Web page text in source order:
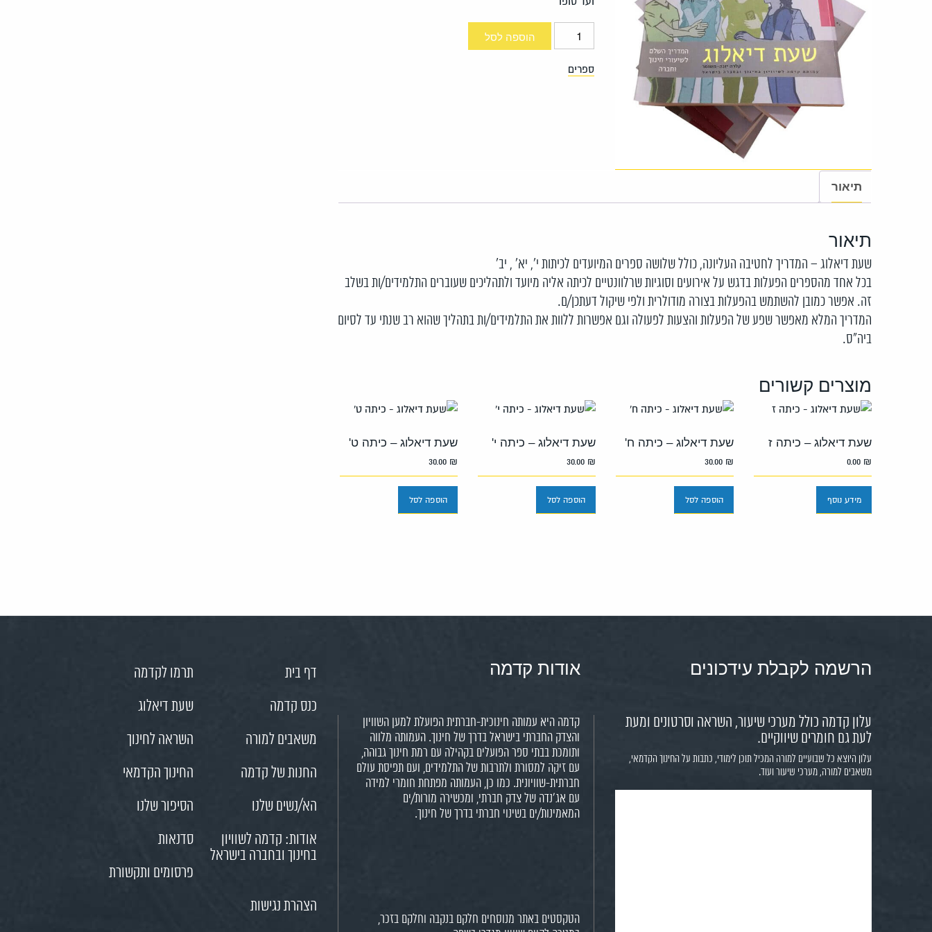
כמות
של
שעת
הוספה לסל
ספרים
תיאור
תיאור
שעת דיאלוג – המדריך לחטיבה העליונה, כולל שלושה ספרים המיועדים לכיתות י’, יא’ , יב’
בכל אחד מהספרים הפעלות בדגש על אירועים וסוגיות שרלוונטיים לכיתה אליה מיועד ולתהליכים שעוברים התלמידים/ות בשלב
זה. אפשר כמובן להשתמש בהפעלות בצורה מודולרית ולפי שיקול דעתכן/ם.
המדריך המלא מאפשר שפע של הפעלות והצעות לפעולה וגם אפשרות ללוות את התלמידים/ות בתהליך שהוא רב שנתי עד לסיום
ביה”ס.
מוצרים קשורים
שעת דיאלוג – כיתה ז
0.00 ₪
מידע נוסף
שעת דיאלוג – כיתה ח'
30.00 ₪
הוספה לסל
שעת דיאלוג – כיתה י'
30.00 ₪
הוספה לסל
שעת דיאלוג – כיתה ט'
30.00 ₪
הוספה לסל
הרשמה לקבלת עידכונים
עלון קדמה כולל מערכי שיעור, השראה וסרטונים ומעת
לעת גם חומרים שיווקיים.
עלון היוצא כל שבועיים למורה המכיל תוכן לימודי, כתבות על החינוך הקדמאי,
משאבים למורה, מערכי שיעור ועוד.
אודות קדמה
קדמה היא עמותה חינוכית-חברתית הפועלת למען השוויון
והצדק החברתי בישראל בדרך של חינוך. העמותה מלווה
ותומכת בבתי ספר הפועלים בקהילה עם רמת חינוך גבוהה,
עם זיקה למסורת ולתרבות של התלמידים, ועם תפיסת עולם
חברתית-שוויונית. כמו כן, העמותה מפתחת חומרי למידה
עם אג'נדה של צדק חברתי, ומכשירה מורות/ים
המאמינות/ים בשינוי חברתי בדרך של חינוך.
הטקסטים באתר מנוסחים חלקם בנקבה וחלקם בזכר,
דף בית
תרמו לקדמה
כנס קדמה
שעת דיאלוג
משאבים למורה
השראה לחינוך
החנות של קדמה
החינוך הקדמאי
הא/נשים שלנו
הסיפור שלנו
אודות: קדמה לשוויון
בחינוך ובחברה בישראל
סדנאות
פרסומים ותקשורת
הצהרת נגישות